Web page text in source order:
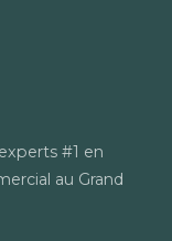
#1 en
au Grand